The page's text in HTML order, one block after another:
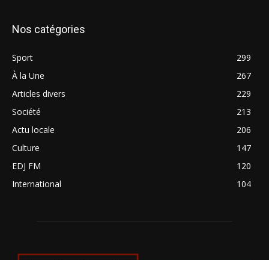
Nos catégories
Sport
299
À la Une
267
Articles divers
229
Société
213
Actu locale
206
Culture
147
EDJ FM
120
International
104